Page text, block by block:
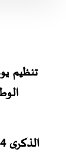
تنظيم
الوطني 19
الذكرى 64 لعيد النصر 19 مارس 1962